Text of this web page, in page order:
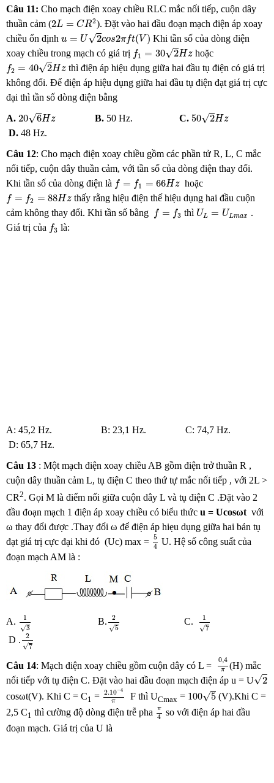
Câu 11: Cho mạch điện xoay chiều RLC mắc nối tiếp, cuộn dây
thuần cảm (2L = CR2
2L R2
). Đặt vào hai đầu đoạn mạch điện áp xoay
chiều ổn định u = U√2cos2πft(V)
2c s2 ( V
Khi tần số của dòng điện
xoay chiều trong mạch có giá trị f1 = 30√2Hz
1 30 2 H z
hoặc
f2 = 40√2Hz
2 40 2H z
thì điện áp hiệu dụng giữa hai đầu tụ điện có giá trị
không đổi. Để điện áp hiệu dụng giữa hai đầu tụ điện đạt giá trị cực
đại thì tần số dòng điện bằng
A. 20√6Hz
20 Hz
B. 50 Hz. C. 50√2Hz
50 Hz
D. 48 Hz.
Câu 12: Cho mạch điện xoay chiều gồm các phần tử R, L, C mắc
nối tiếp, cuộn dây thuần cảm, với tần số của dòng điện thay đổi.
Khi tần số của dòng điện là f = f1 = 66Hz
= 66 z hoặc
f = f2 = 88Hz
= 88 z
thấy rằng hiệu điện thế hiệu dụng hai đầu cuộn
cảm không thay đổi. Khi tần số bằng
f = f3
= thì UL = ULmax
UL Lm
.
Giá trị của f3
3 là:
A: 45,2 Hz. B: 23,1 Hz. C: 74,7 Hz.
D: 65,7 Hz.
Câu 13 : Một mạch điện xoay chiều AB gồm điện trở thuần R ,
cuộn dây thuần cảm L, tụ điện C theo thứ tự mắc nối tiếp , với 2L >
CR2. Gọi M là điểm nối giữa cuộn dây L và tụ điện C .Đặt vào 2
đầu đoạn mạch 1 điện áp xoay chiều có biểu thức u = Ucosωt với
ω thay đổi được .Thay đổi ω để điện áp hiẹu dụng giữa hai bản tụ
đạt giá trị cực đại khi đó (Uc) max = 5
4
54
U. Hệ số công suất của
đoạn mạch AM là :
A.
1
√3
3
B.
2
√5
5
C.
1
√7
7
D .
2
√7
27
Câu 14: Mạch điện xoay chiều gồm cuộn dây có L =
0,4
π
0,4
(H) mắc
nối tiếp với tụ điện C. Đặt vào hai đầu đoạn mạch điện áp u = U√2
cosωt(V). Khi C = C1 = 2.10−4
π
2.10−
F thì UCmax = 100√5(V).Khi C =
2,5 C1 thì cường độ dòng điện trễ pha π
4
π4 so với điện áp hai đầu
đoạn mạch. Giá trị của U là